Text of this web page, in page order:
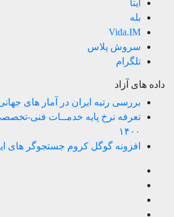
ایتا
بله
Vida.IM
سروش پلاس
تلگرام
داده های آزاد
بررسی رتبه ایران در آمار های
تعرفه نرخ پایه خدمــات فنی-
۱۴۰۰
افزونه گوگل کروم جستجوگر های